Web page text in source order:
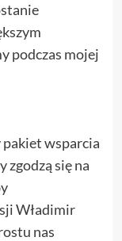
podczas mojej
pakiet wsparcia
zgodzą się na
Władimir
nas